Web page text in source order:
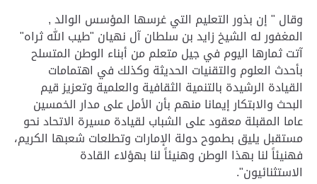
وقال " إن بذور التعليم التي غرسها المؤسس الوالد ,
المغفور له الشيخ زايد بن سلطان آل نهيان "طيب الله ثراه"
آتت ثمارها اليوم في جيل متعلم من أبناء الوطن المتسلح
بأحدث العلوم والتقنيات الحديثة وكذلك في اهتمامات
القيادة الرشيدة بالتنمية الثقافية والعلمية وتعزيز قيم
البحث والابتكار إيمانا منهم بأن الأمل على مدار الخمسين
عاما المقبلة معقود على الشباب لقيادة مسيرة الاتحاد نحو
مستقبل يليق بطموح دولة الإمارات وتطلعات شعبها الكريم،
فهنيئاً لنا بهذا الوطن وهنيئاً لنا بهؤلاء القادة
الاستثنائيون".